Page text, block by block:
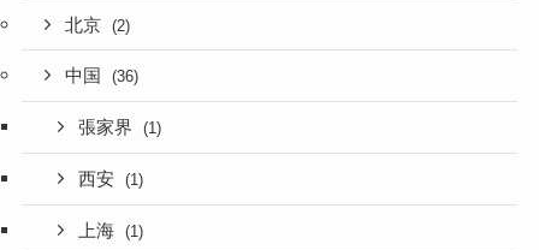
北京 (2)
中国 (36)
張家界 (1)
西安 (1)
上海 (1)